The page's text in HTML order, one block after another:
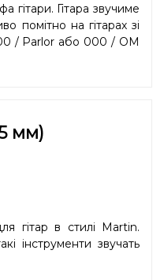
гітари. Гітара звучиме
помітно на гітарах зі
/ Parlor або 000 / OM
мм)
гітар в стилі Martin.
інструменти звучать